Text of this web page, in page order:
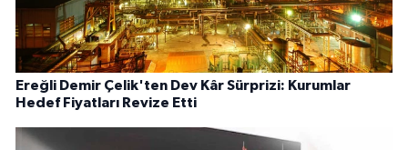
Ereğli Demir Çelik'ten Dev Kâr Sürprizi: Kurumlar
Hedef Fiyatları Revize Etti